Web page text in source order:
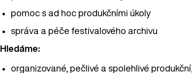
pomoc s ad hoc produkčními úkoly
správa a péče festivalového archivu
Hledáme:
organizované, pečlivé a spolehlivé